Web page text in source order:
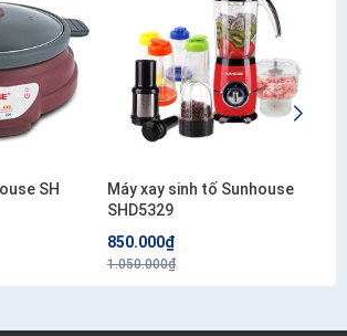
SH
Máy xay sinh tố Sunhouse
SHD5329
850.000₫
1.050.000₫